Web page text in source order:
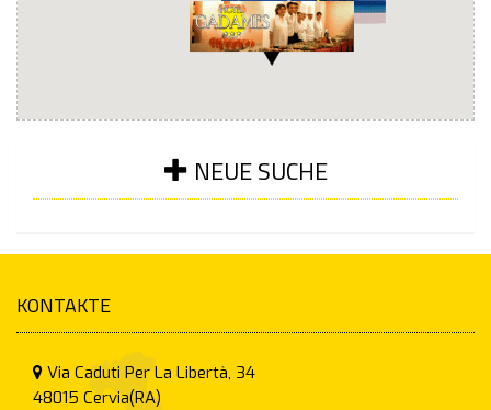
NEUE SUCHE
KONTAKTE
Via Caduti Per La Libertà, 34
48015 Cervia(RA)